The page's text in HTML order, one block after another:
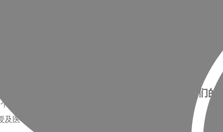
医用氧
性阻塞性支气管炎，以及血液中含氧量低的
便于使用的两升钢瓶内，配有经济的瓶阀。梅
医学专家一起对这一装置进行了进一步地开
订阅我们的